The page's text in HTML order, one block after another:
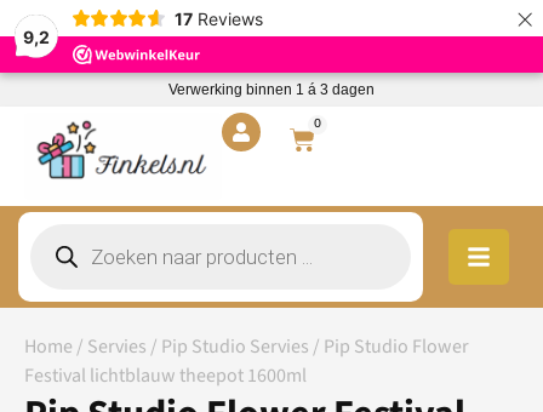
9,2
17 Reviews ×
Verwerking binnen 1 á 3 dagen
0
Home / Servies / Pip Studio Servies / Pip Studio Flower
Festival lichtblauw theepot 1600ml